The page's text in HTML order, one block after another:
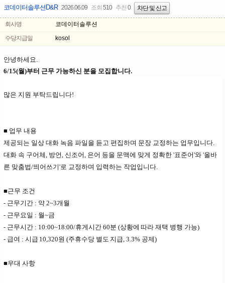
코데이터솔루션D&R 2026.06.09 조회 510 추천 0 차단 및 신고
회사명
코데이터솔루션
수당지급일
kosol
안녕하세요.
6/15(월)부터 근무 가능하신 분을 모집합니다.
많은 지원 부탁드립니다!
■ 업무 내용
제공되는 일상 대화 녹음 파일을 듣고 편집하며 문장 교정하는 업무입니다.
대화 속 구어체, 방언, 신조어, 은어 등을 문맥에 맞게 정확한 '표준어'와 '올바
른 맞춤법/띄어쓰기'로 교정하며 입력하는 작업입니다.
■근무 조건
- 근무기간 : 약 2~3개월
- 근무요일 : 월~금
- 근무시간 : 10:00~18:00/휴게시간 60분 (상황에 따라 재택 병행 가능)
- 급여 : 시급 10,320원 (주휴수당 별도 지급, 3.3% 공제)
■우대 사항